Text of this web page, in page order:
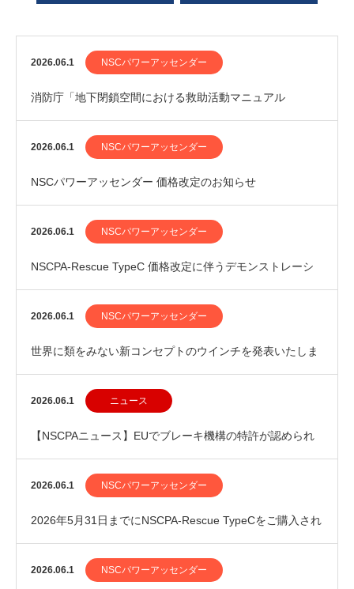
2026.06.1 NSCパワーアッセンダー
消防庁「地下閉鎖空間における救助活動マニュアル
（案）」にNSCPA-Rescue TypeCが掲載さ…
2026.06.1 NSCパワーアッセンダー
NSCパワーアッセンダー 価格改定のお知らせ
2026.06.1 NSCパワーアッセンダー
NSCPA-Rescue TypeC 価格改定に伴うデモンストレーシ
ョン有料化のご案内
2026.06.1 NSCパワーアッセンダー
世界に類をみない新コンセプトのウインチを発表いたしま
した
2026.06.1 ニュース
【NSCPAニュース】EUでブレーキ機構の特許が認められ
ました
2026.06.1 NSCパワーアッセンダー
2026年5月31日までにNSCPA-Rescue TypeCをご購入され
たお客様へ
2026.06.1 NSCパワーアッセンダー